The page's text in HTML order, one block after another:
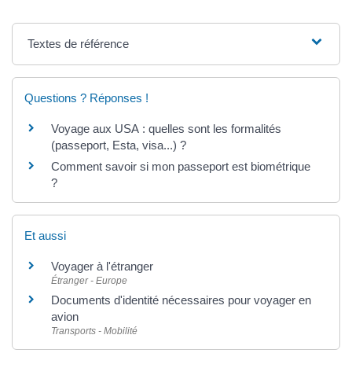
Textes de référence
Questions ? Réponses !
Voyage aux USA : quelles sont les formalités
(passeport, Esta, visa...) ?
Comment savoir si mon passeport est biométrique
?
Et aussi
Voyager à l'étranger
Étranger - Europe
Documents d'identité nécessaires pour voyager en
avion
Transports - Mobilité